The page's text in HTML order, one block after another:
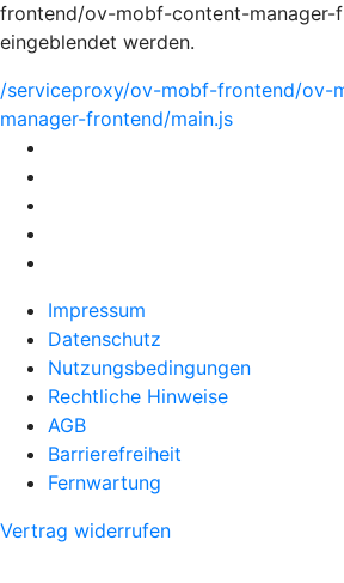
frontend/ov-mobf-content-manager-
eingeblendet werden.
/serviceproxy/ov-mobf-frontend/ov-
manager-frontend/main.js
Impressum
Datenschutz
Nutzungsbedingungen
Rechtliche Hinweise
AGB
Barrierefreiheit
Fernwartung
Vertrag widerrufen